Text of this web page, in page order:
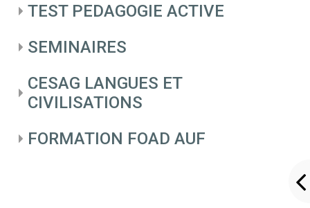
TEST PEDAGOGIE ACTIVE
SEMINAIRES
CESAG LANGUES ET
CIVILISATIONS
FORMATION FOAD AUF